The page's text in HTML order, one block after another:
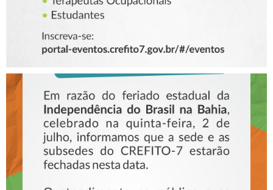
COMUNICADO – FERIADO DE